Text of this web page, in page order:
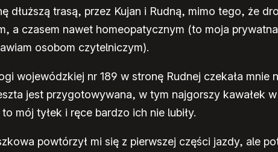
dłuższą trasą, przez Kujan i Rudną, mimo tego, że
a czasem nawet homeopatycznym (to moja
osobom czytelniczym).
wojewódzkiej nr 189 w stronę Rudnej czekała
jest przygotowywana, w tym najgorszy kawałek
mój tyłek i ręce bardzo ich nie lubiły.
powtórzył mi się z pierwszej części jazdy, ale